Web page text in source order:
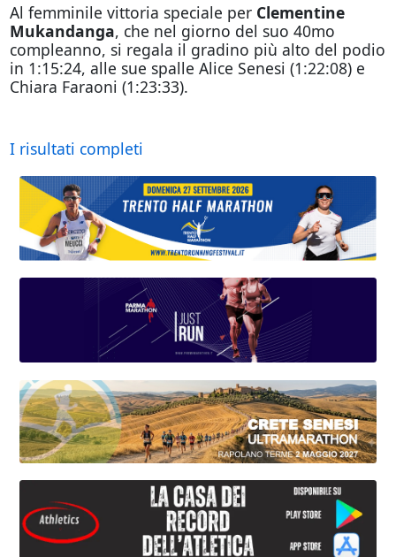
Al femminile vittoria speciale per Clementine
Mukandanga, che nel giorno del suo 40mo
compleanno, si regala il gradino più alto del podio
in 1:15:24, alle sue spalle Alice Senesi (1:22:08) e
Chiara Faraoni (1:23:33).
I risultati completi